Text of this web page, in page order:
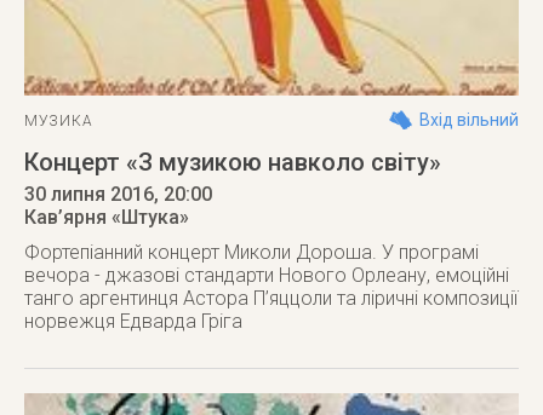
МУЗИКА Вхід вільний
Концерт «З музикою навколо світу»
30 липня 2016, 20:00
Кав’ярня «Штука»
Фортепіанний концерт Миколи Дороша. У програмі
вечора - джазові стандарти Нового Орлеану, емоційні
танго аргентинця Астора П’яццоли та ліричні композиції
норвежця Едварда Гріга